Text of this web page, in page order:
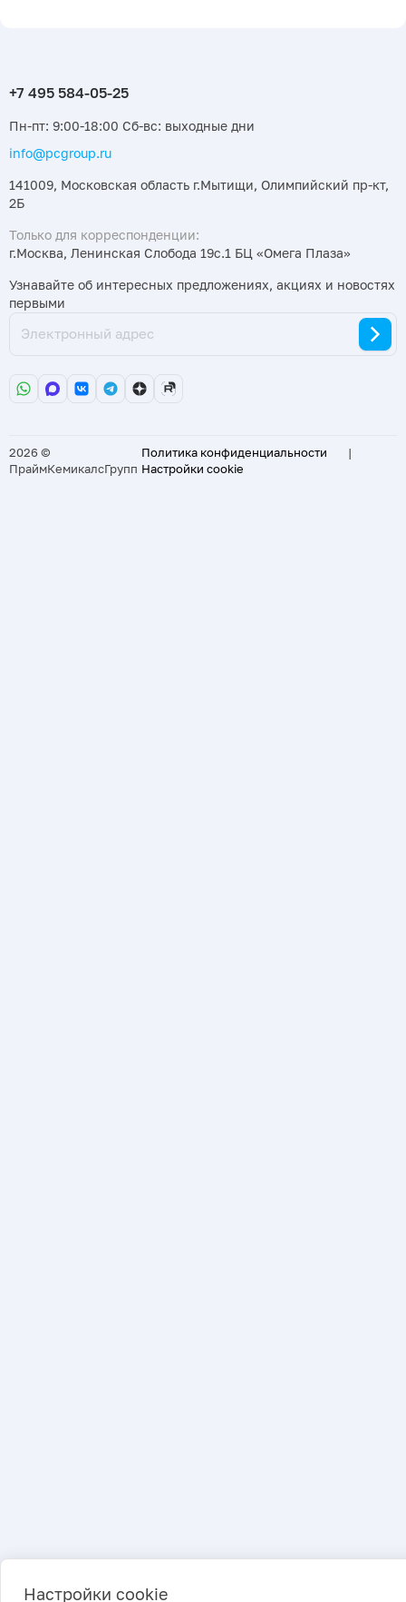
Пн-пт: 9:00-18:00 Сб-вс: выходные дни
info@pcgroup.ru
141009, Московская область г.Мытищи, Олимпийский пр-кт,
2Б
Только для корреспонденции:
г.Москва, Ленинская Слобода 19с.1 БЦ «Омега Плаза»
Узнавайте об интересных предложениях, акциях и новостях
первыми
2026 ©
ПраймКемикалсГрупп
Политика конфиденциальности
|
Настройки cookie
Настройки cookie